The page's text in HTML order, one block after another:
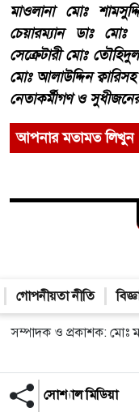
মাওলানা মোঃ
চেয়ারম্যান ডাঃ
সেক্রেটারী মোঃ
মোঃ আলাউদ্দিন
নেতাকর্মীগণ ও
আপনার মতামত লিখুন
গোপনীয়তা নীতি
সম্পাদক ও প্রকাশক: মোঃ
সোশ্যাল মিডিয়া